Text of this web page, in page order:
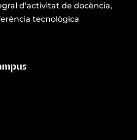
d’activitat de docència,
tecnològica